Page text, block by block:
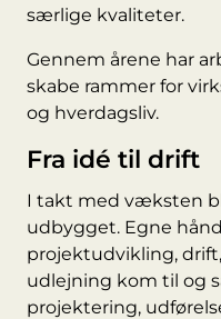
særlige kvaliteter.
Gennem årene har
skabe rammer for
og hverdagsliv.
Fra idé til drift
I takt med væksten
udbygget. Egne
projektudvikling,
udlejning kom til og
projektering,